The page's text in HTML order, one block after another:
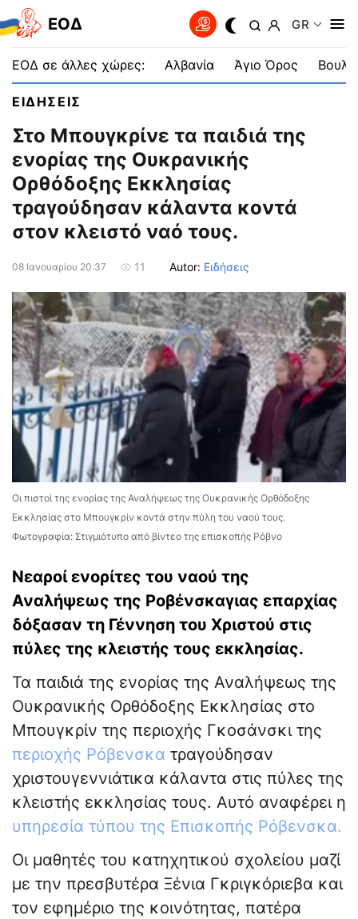
EOΔ GR
ΕΟΔ σε άλλες χώρες: Αλβανία Άγιο Όρος
ΕΙΔΗΣΕΙΣ
Στο Μπουγκρίνε τα παιδιά της
ενορίας της Ουκρανικής
Ορθόδοξης Εκκλησίας
τραγούδησαν κάλαντα κοντά
στον κλειστό ναό τους.
08 Ιανουαρίου 20:37 11 Autor: Ειδήσεις
Οι πιστοί της ενορίας της Αναλήψεως της Ουκρανικής Ορθόδοξης
Εκκλησίας στο Μπουγκρίν κοντά στην πύλη του ναού τους.
Φωτογραφία: Στιγμιότυπο από βίντεο της επισκοπής Ρόβνο
Νεαροί ενορίτες του ναού της
Αναλήψεως της Ροβένσκαγιας επαρχίας
δόξασαν τη Γέννηση του Χριστού στις
πύλες της κλειστής τους εκκλησίας.
Τα παιδιά της ενορίας της Αναλήψεως της
Ουκρανικής Ορθόδοξης Εκκλησίας στο
Μπουγκρίν της περιοχής Γκοσάνσκι της
περιοχής Ρόβενσκα τραγούδησαν
χριστουγεννιάτικα κάλαντα στις πύλες της
κλειστής εκκλησίας τους. Αυτό αναφέρει η
υπηρεσία τύπου της Επισκοπής Ρόβενσκα.
Οι μαθητές του κατηχητικού σχολείου μαζί
με την πρεσβυτέρα Ξένια Γκριγκόριεβα και
τον εφημέριο της κοινότητας, πατέρα